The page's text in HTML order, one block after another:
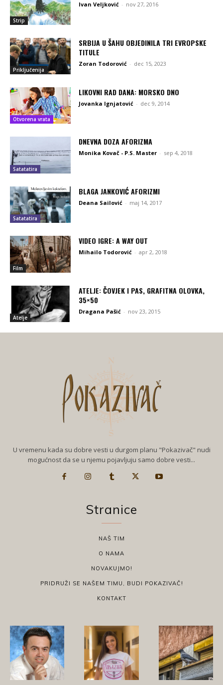
Strip
Ivan Veljković - nov 27, 2016
Priključenija
SRBIJA U ŠAHU OBJEDINILA TRI EVROPSKE
TITULE
Zoran Todorović - dec 15, 2023
Otvorena vrata
LIKOVNI RAD DANA: MORSKO DNO
Jovanka Ignjatović - dec 9, 2014
Satatatira
DNEVNA DOZA AFORIZMA
Monika Kovač - P.S. Master - sep 4, 2018
Satatatira
BLAGA JANKOVIĆ AFORIZMI
Deana Sailović - maj 14, 2017
Film
VIDEO IGRE: A WAY OUT
Mihailo Todorović - apr 2, 2018
Atelje
ATELJE: ČOVJEK I PAS, GRAFITNA OLOVKA,
35×50
Dragana Pašić - nov 23, 2015
U vremenu kada su dobre vesti u durgom planu "Pokazivač" nudi
mogućnost da se u njemu pojavljuju samo dobre vesti...
Stranice
NAŠ TIM
O NAMA
NOVAKUJMO!
PRIDRUŽI SE NAŠEM TIMU, BUDI POKAZIVAČ!
KONTAKT